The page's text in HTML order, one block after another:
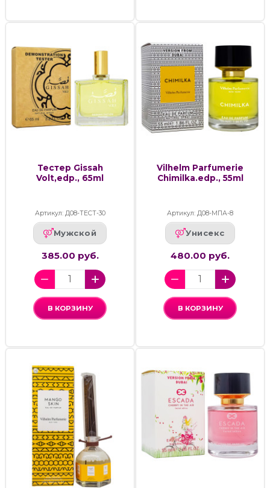
Тестер Gissah
Volt,edp., 65ml
Артикул: Д08-ТЕСТ-30
Мужской
385.00 руб.
В КОРЗИНУ
Vilhelm Parfumerie
Chimilka.edp., 55ml
Артикул: Д08-МПА-8
Унисекс
480.00 руб.
В КОРЗИНУ